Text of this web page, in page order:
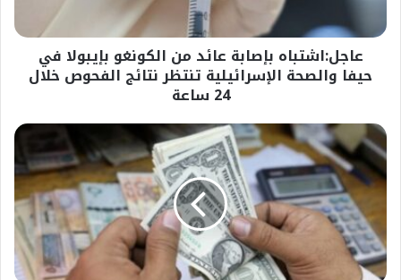
والصحة
الإسرائيلية
تنتظر
خلال
24
ساعة
عاجل:اشتباه بإصابة عائد من الكونغو بإيبولا في
حيفا والصحة الإسرائيلية تنتظر نتائج الفحوص خلال
24 ساعة
#سعرالدولار
اليوم
السبت
20
2026
في
البنك